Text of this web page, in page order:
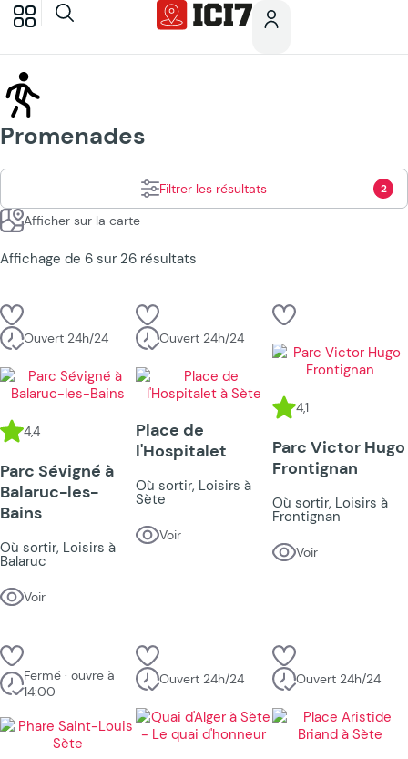
Promenades
Filtrer les résultats 2
Afficher sur la carte
Affichage de 6 sur 26 résultats
Ouvert 24h/24
4,4
Parc Sévigné à
Balaruc-les-
Bains
Où sortir, Loisirs à
Balaruc
Voir
Ouvert 24h/24
Place de
l'Hospitalet
Où sortir, Loisirs à
Sète
Voir
4,1
Parc Victor Hugo
Frontignan
Où sortir, Loisirs à
Frontignan
Voir
Fermé · ouvre à
14:00
Ouvert 24h/24 Ouvert 24h/24